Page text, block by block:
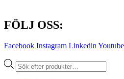
FÖLJ OSS:
Facebook Instagram Linkedin Youtube
Produktsökning